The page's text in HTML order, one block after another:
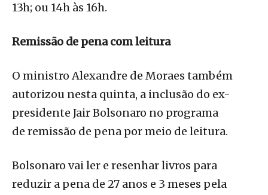
13h; ou 14h às 16h.
Remissão de pena com leitura
O ministro Alexandre de Moraes também
autorizou nesta quinta, a inclusão do ex-
presidente Jair Bolsonaro no programa
de remissão de pena por meio de leitura.
Bolsonaro vai ler e resenhar livros para
reduzir a pena de 27 anos e 3 meses pela